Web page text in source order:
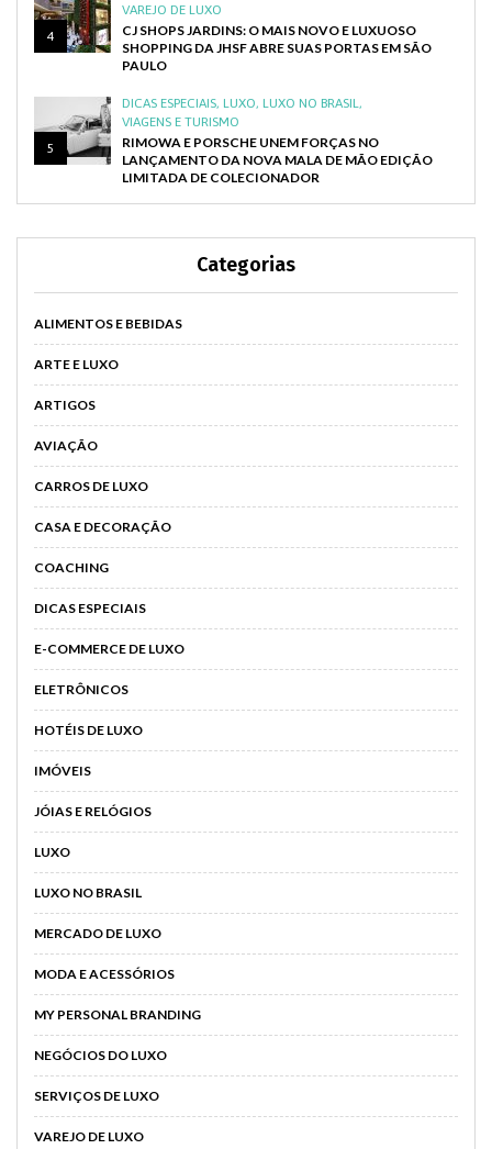
4
VAREJO DE LUXO
CJ SHOPS JARDINS: O MAIS NOVO E LUXUOSO
SHOPPING DA JHSF ABRE SUAS PORTAS EM SÃO
PAULO
5
DICAS ESPECIAIS, LUXO, LUXO NO BRASIL ,
VIAGENS E TURISMO
RIMOWA E PORSCHE UNEM FORÇAS NO
LANÇAMENTO DA NOVA MALA DE MÃO EDIÇÃO
LIMITADA DE COLECIONADOR
Categorias
ALIMENTOS E BEBIDAS
ARTE E LUXO
ARTIGOS
AVIAÇÃO
CARROS DE LUXO
CASA E DECORAÇÃO
COACHING
DICAS ESPECIAIS
E-COMMERCE DE LUXO
ELETRÔNICOS
HOTÉIS DE LUXO
IMÓVEIS
JÓIAS E RELÓGIOS
LUXO
LUXO NO BRASIL
MERCADO DE LUXO
MODA E ACESSÓRIOS
MY PERSONAL BRANDING
NEGÓCIOS DO LUXO
SERVIÇOS DE LUXO
VAREJO DE LUXO